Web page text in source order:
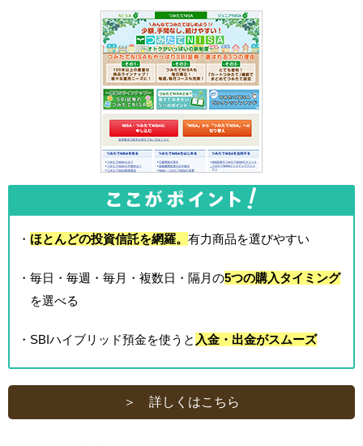
・ ほとんどの投資信託を網羅。 有力商品を選びやすい
・毎日・毎週・毎月・複数日・隔月の5つの購入タイミング
を選べる
・SBIハイブリッド預金を使うと 入金・出金がスムーズ
＞ 詳しくはこちら